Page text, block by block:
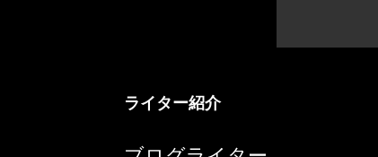
ライター紹介